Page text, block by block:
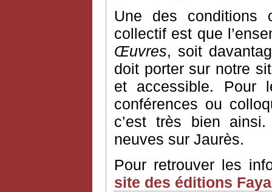
Une des conditions
collectif est que
Œuvres, soit
doit porter sur notre
et accessible. Pour
conférences ou
c’est très bien
neuves sur Jaurès.
Pour retrouver les
site des éditions